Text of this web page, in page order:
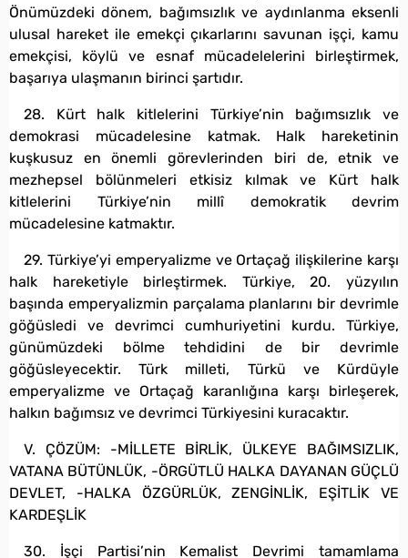
Önümüzdeki dönem, bağımsızlık ve aydınlanma eksenli
ulusal hareket ile emekçi çıkarlarını savunan işçi, kamu
emekçisi, köylü ve esnaf mücadelelerini birleştirmek,
başarıya ulaşmanın birinci şartıdır.
28. Kürt halk kitlelerini Türkiye’nin bağımsızlık ve
demokrasi mücadelesine katmak. Halk hareketinin
kuşkusuz en önemli görevlerinden biri de, etnik ve
mezhepsel bölünmeleri etkisiz kılmak ve Kürt halk
kitlelerini Türkiye’nin millî demokratik devrim
mücadelesine katmaktır.
29. Türkiye’yi emperyalizme ve Ortaçağ ilişkilerine karşı
halk hareketiyle birleştirmek. Türkiye, 20. yüzyılın
başında emperyalizmin parçalama planlarını bir devrimle
göğüsledi ve devrimci cumhuriyetini kurdu. Türkiye,
günümüzdeki bölme tehdidini de bir devrimle
göğüsleyecektir. Türk milleti, Türkü ve Kürdüyle
emperyalizme ve Ortaçağ karanlığına karşı birleşerek,
halkın bağımsız ve devrimci Türkiyesini kuracaktır.
V. ÇÖZÜM: -MİLLETE BİRLİK, ÜLKEYE BAĞIMSIZLIK,
VATANA BÜTÜNLÜK, -ÖRGÜTLÜ HALKA DAYANAN GÜÇLÜ
DEVLET, -HALKA ÖZGÜRLÜK, ZENGİNLİK, EŞİTLİK VE
KARDEŞLİK
30. İşçi Partisi’nin Kemalist Devrimi tamamlama